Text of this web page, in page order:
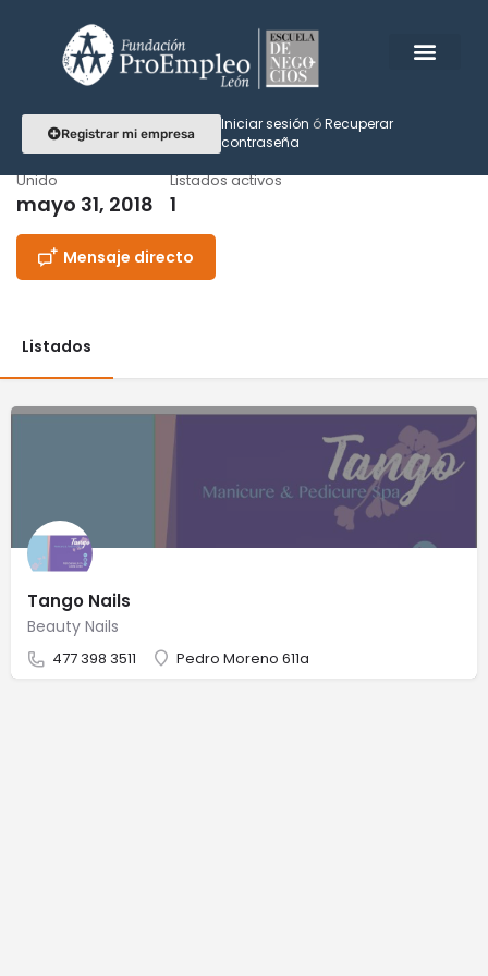
Registrar mi empresa
Iniciar sesión óRecuperar
contraseña
Tangonails
Unido
mayo 31, 2018
Listados activos
1
Mensaje directo
Listados
Tango Nails
Beauty Nails
477 398 3511 Pedro Moreno 611a